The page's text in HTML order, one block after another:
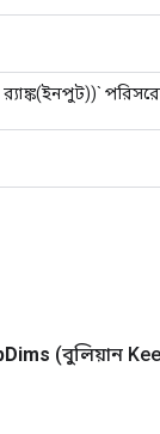
Dims (বুলিয়ান